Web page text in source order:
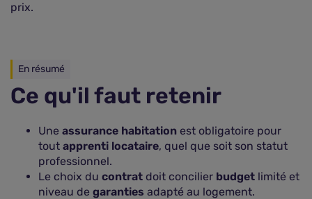
prix.
En résumé
Ce qu'il faut retenir
Une assurance habitation est obligatoire pour
tout apprenti locataire, quel que soit son statut
professionnel.
Le choix du contrat doit concilier budget limité et
niveau de garanties adapté au logement.